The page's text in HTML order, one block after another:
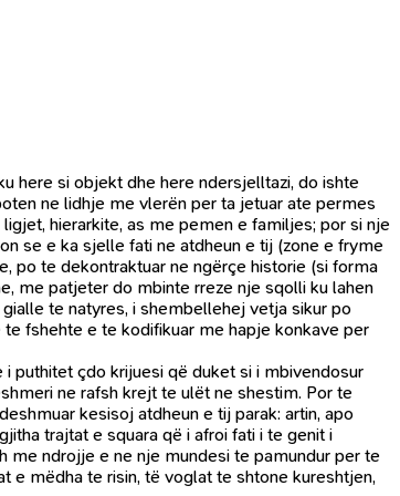
here si objekt dhe here ndersjelltazi, do ishte
ne lidhje me vlerën per ta jetuar ate permes
hierarkite, as me pemen e familjes; por si nje
se e ka sjelle fati ne atdheun e tij (zone e fryme
po te dekontraktuar ne ngërçe historie (si forma
me patjeter do mbinte rreze nje sqolli ku lahen
te natyres, i shembellehej vetja sikur po
fshehte e te kodifikuar me hapje konkave per
puthitet çdo krijuesi që duket si i mbivendosur
ne rafsh krejt te ulët ne shestim. Por te
kesisoj atdheun e tij parak: artin, apo
trajtat e squara që i afroi fati i te genit i
me ndrojje e ne nje mundesi te pamundur per te
e mëdha te risin, të voglat te shtone kureshtjen,